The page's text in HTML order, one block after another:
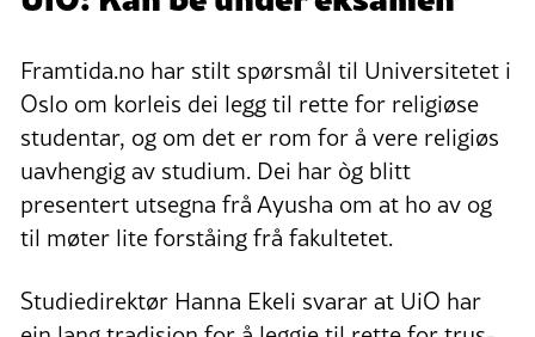
Framtida.no har stilt spørsmål til Universitetet i
Oslo om korleis dei legg til rette for religiøse
studentar, og om det er rom for å vere religiøs
uavhengig av studium. Dei har òg blitt
presentert utsegna frå Ayusha om at ho av og
til møter lite forståing frå fakultetet.
Studiedirektør Hanna Ekeli svarar at UiO har